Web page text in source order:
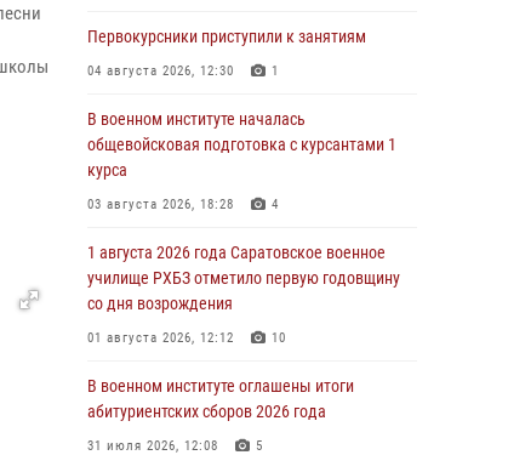
Первокурсники приступили к занятиям
04 августа 2026, 12:30 1
В военном институте началась
общевойсковая подготовка с курсантами 1
курса
03 августа 2026, 18:28 4
1 августа 2026 года Саратовское военное
училище РХБЗ отметило первую годовщину
со дня возрождения
01 августа 2026, 12:12 10
В военном институте оглашены итоги
абитуриентских сборов 2026 года
31 июля 2026, 12:08 5